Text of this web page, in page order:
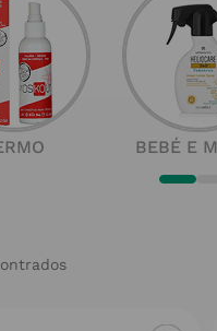
BEBÉ E